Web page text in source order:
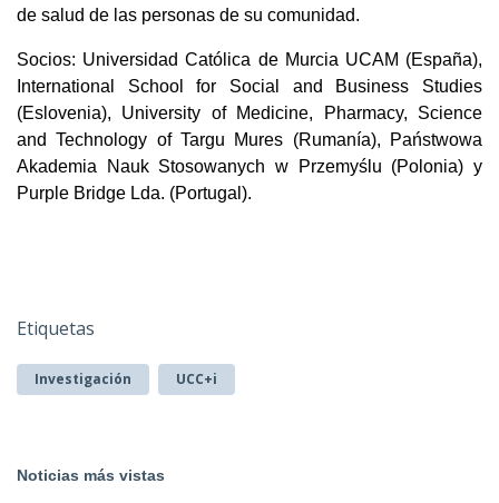
de salud de las personas de su comunidad.
Socios: Universidad Católica de Murcia UCAM (España),
International School for Social and Business Studies
(Eslovenia), University of Medicine, Pharmacy, Science
and Technology of Targu Mures (Rumanía), Państwowa
Akademia Nauk Stosowanych w Przemyślu (Polonia) y
Purple Bridge Lda. (Portugal).
Etiquetas
Investigación UCC+i
Noticias más vistas